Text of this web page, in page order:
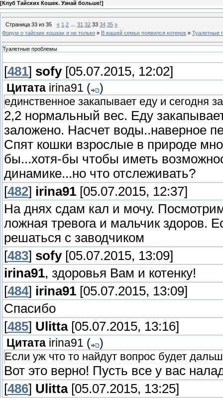
[Клуб Тайских Кошек. Узнай больше!]
Страница 33 из 35 « 1 2 31 32 33 34 35 »
Форум о тайских кошках и не только » В вашей семье появился котенок » Туалетные
Туалетные проблемы
[481] sofy[05.07.2015, 12:02]
Цитата irina91 (
)
единственное закапывает еду и сегодня
2,2 нормальный вес. Еду
заложено. Насчет воды..наверное
Спят кошки взрослые в природе
бы...хотя-бы чтобы иметь
динамике...но что отслеживать?
[482] irina91 [05.07.2015, 12:37]
На днях сдам кал и мочу.
ложная тревога и мальчик здоров.
решаться с заводчиком
[483] sofy[05.07.2015, 13:09]
irina91, здоровья Вам и котенку!
[484] irina91 [05.07.2015, 13:09]
Спасибо
[485] Ulitta[05.07.2015, 13:16]
Цитата irina91 (
)
Если уж что то найдут вопрос будет
Вот это верно! Пусть все у вас
[486] Ulitta[05.07.2015, 13:25]